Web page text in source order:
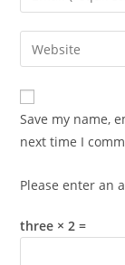
comment
your
email
address
comment
Enter
your
website
URL
(optional)
Save my name,
next time I
Please enter an
three × 2 =